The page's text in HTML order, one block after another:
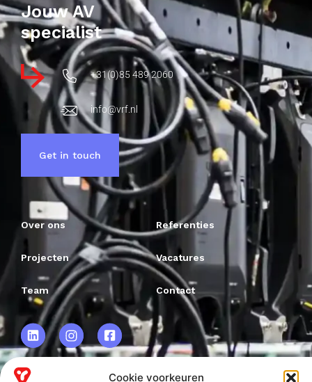
Cookie voorkeuren
Jouw AV
specialist
+31(0)85 489 2060
info@vrf.nl
Get in touch
Over ons Referenties
Projecten Vacatures
Team Contact